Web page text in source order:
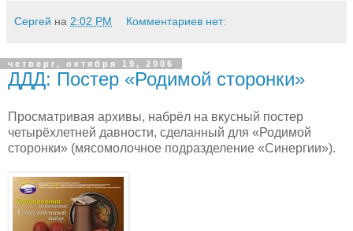
Сергей на 2:02 PM Комментариев нет:
четверг, октября 19, 2006
ДДД: Постер «Родимой сторонки»
Просматривая архивы, набрёл на вкусный постер
четырёхлетней давности, сделанный для «Родимой
сторонки» (мясомолочное подразделение «Синергии»).